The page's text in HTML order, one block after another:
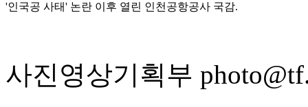
'인국공 사태' 논란 이후 열린 인천공항공사 국감.
사진영상기획부